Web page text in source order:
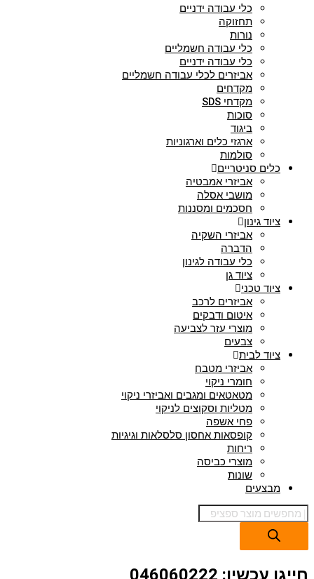
כלי עבודה ידניים
תחזוקה
נורות
כלי עבודה חשמליים
כלי עבודה ידניים
אביזרים לכלי עבודה חשמליים
מקדחים
מקדחי SDS
סוכות
ביגוד
ארגזי כלים וארגוניות
סולמות
כלים סניטריים
אביזרי אמבטיה
מושבי אסלה
חסכמים ומסננות
ציוד גינון
אביזרי השקיה
הדברה
כלי עבודה לגינון
ציוד גן
ציוד טכני
אביזרים לרכב
איטום ודבקים
מוצרי עזר לצביעה
צבעים
ציוד לבית
אביזרי מטבח
חומרי ניקוי
מטאטאים ומגבים ואביזרי ניקוי
מטליות וסקוצים לניקוי
פחי אשפה
קופסאות אחסון סלסלאות וגיגיות
ריחות
מוצרי כביסה
שונות
מבצעים
חייגו עכשיו: 046060222